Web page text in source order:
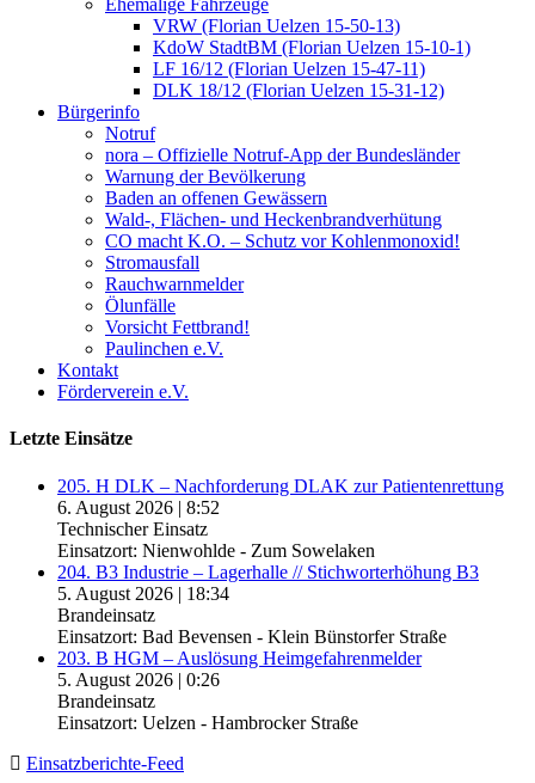
Ehemalige Fahrzeuge
VRW (Florian Uelzen 15-50-13)
KdoW StadtBM (Florian Uelzen 15-10-1)
LF 16/12 (Florian Uelzen 15-47-11)
DLK 18/12 (Florian Uelzen 15-31-12)
Bürgerinfo
Notruf
nora – Offizielle Notruf-App der Bundesländer
Warnung der Bevölkerung
Baden an offenen Gewässern
Wald-, Flächen- und Heckenbrandverhütung
CO macht K.O. – Schutz vor Kohlenmonoxid!
Stromausfall
Rauchwarnmelder
Ölunfälle
Vorsicht Fettbrand!
Paulinchen e.V.
Kontakt
Förderverein e.V.
Letzte Einsätze
205. H DLK – Nachforderung DLAK zur Patientenrettung
6. August 2026 | 8:52
Technischer Einsatz
Einsatzort: Nienwohlde - Zum Sowelaken
204. B3 Industrie – Lagerhalle // Stichworterhöhung B3
5. August 2026 | 18:34
Brandeinsatz
Einsatzort: Bad Bevensen - Klein Bünstorfer Straße
203. B HGM – Auslösung Heimgefahrenmelder
5. August 2026 | 0:26
Brandeinsatz
Einsatzort: Uelzen - Hambrocker Straße
Einsatzberichte-Feed